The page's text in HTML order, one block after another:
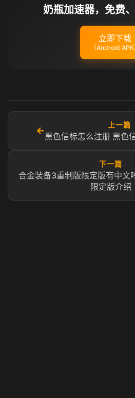
奶瓶加速器，免费
立即下载
（Android APK
←
上一篇
黑色信标怎么注册 黑色
下一篇
合金装备3重制版限定版有中文
限定版介绍